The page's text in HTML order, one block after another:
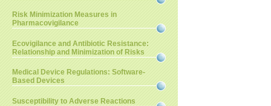
Risk Minimization Measures in
Pharmacovigilance
Ecovigilance and Antibiotic Resistance:
Relationship and Minimization of Risks
Medical Device Regulations: Software-
Based Devices
Susceptibility to Adverse Reactions